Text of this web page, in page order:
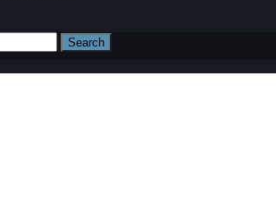
Search